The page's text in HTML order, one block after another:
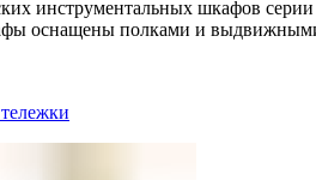
инструментальных шкафов
оснащены полками и